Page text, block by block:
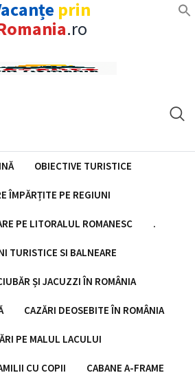
prin
.ro
OBIECTIVE TURISTICE
ÎMPĂRȚITE PE REGIUNI
PE LITORALUL ROMANESC .
TURISTICE SI BALNEARE
ȘI JACUZZI ÎN ROMÂNIA
CAZĂRI DEOSEBITE ÎN ROMÂNIA
PE MALUL LACULUI
CU COPII CABANE A-FRAME